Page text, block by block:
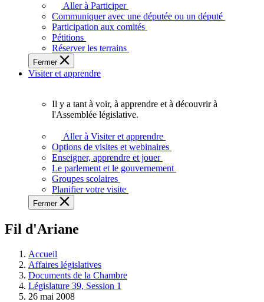
plein
potentiel,
l'Assemblée
a
besoin
de
Aller à Participer
Communiquer avec une députée ou un député
Participation aux comités
Pétitions
Réserver les terrains
Fermer
Visiter et apprendre
voir,
apprendre
et
à
à
législative.
Il y a tant à voir, à apprendre et à découvrir à
l'Assemblée législative.
Aller à Visiter et apprendre
Options de visites et webinaires
Enseigner, apprendre et jouer
Le parlement et le gouvernement
Groupes scolaires
Planifier votre visite
Fermer
Fil d'Ariane
Accueil
Affaires législatives
Documents de la Chambre
Législature 39, Session 1
26 mai 2008